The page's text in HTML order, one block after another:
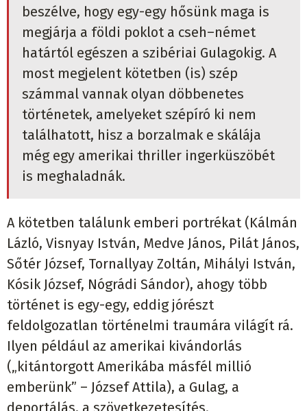
beszélve, hogy egy-egy hősünk maga is
megjárja a földi poklot a cseh–német
határtól egészen a szibériai Gulagokig. A
most megjelent kötetben (is) szép
számmal vannak olyan döbbenetes
történetek, amelyeket szépíró ki nem
találhatott, hisz a borzalmak e skálája
még egy amerikai thriller ingerküszöbét
is meghaladnák.
A kötetben találunk emberi portrékat (Kálmán
Lázló, Visnyay István, Medve János, Pilát János,
Sőtér József, Tornallyay Zoltán, Mihályi István,
Kósik József, Nógrádi Sándor), ahogy több
történet is egy-egy, eddig jórészt
feldolgozatlan történelmi traumára világít rá.
Ilyen például az amerikai kivándorlás
(„kitántorgott Amerikába másfél millió
emberünk” – József Attila), a Gulag, a